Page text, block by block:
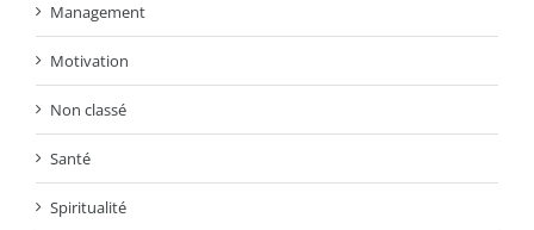
Management
Motivation
Non classé
Santé
Spiritualité